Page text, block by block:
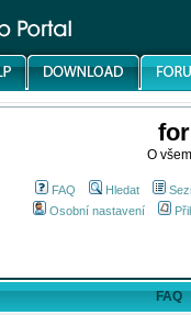
O
FAQ Hledat
Osobní nastavení
FAQ